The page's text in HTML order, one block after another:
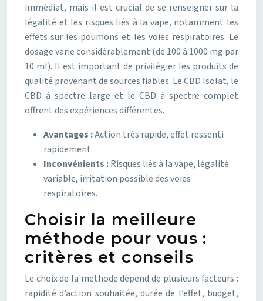
immédiat, mais il est crucial de se renseigner sur la
légalité et les risques liés à la vape, notamment les
effets sur les poumons et les voies respiratoires. Le
dosage varie considérablement (de 100 à 1000 mg par
10 ml). Il est important de privilégier les produits de
qualité provenant de sources fiables. Le CBD Isolat, le
CBD à spectre large et le CBD à spectre complet
offrent des expériences différentes.
Avantages :Action très rapide, effet ressenti
rapidement.
Inconvénients :Risques liés à la vape, légalité
variable, irritation possible des voies
respiratoires.
Choisir la meilleure
méthode pour vous :
critères et conseils
Le choix de la méthode dépend de plusieurs facteurs :
rapidité d’action souhaitée, durée de l’effet, budget,